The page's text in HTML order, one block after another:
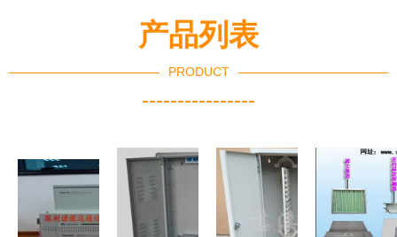
产品列表
PRODUCT
----------------